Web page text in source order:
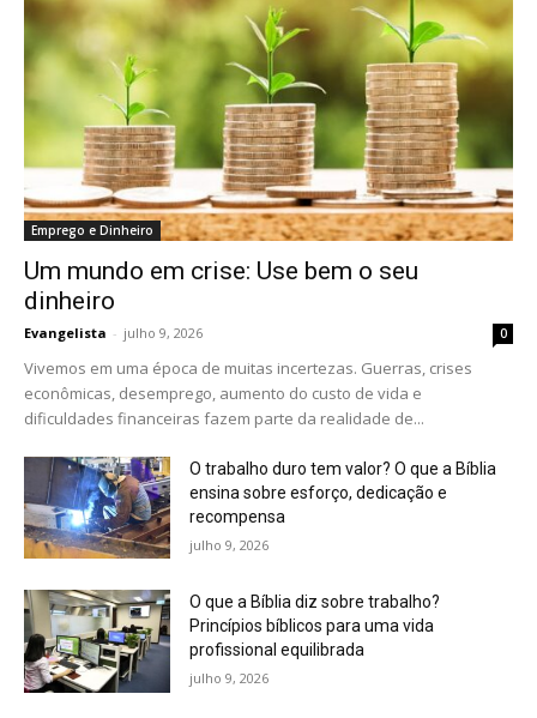
Emprego e Dinheiro
Um mundo em crise: Use bem o seu
dinheiro
Evangelista - julho 9, 2026 0
Vivemos em uma época de muitas incertezas. Guerras, crises
econômicas, desemprego, aumento do custo de vida e
dificuldades financeiras fazem parte da realidade de...
O trabalho duro tem valor? O que a Bíblia
ensina sobre esforço, dedicação e
recompensa
julho 9, 2026
O que a Bíblia diz sobre trabalho?
Princípios bíblicos para uma vida
profissional equilibrada
julho 9, 2026